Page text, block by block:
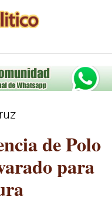
de Polo
para